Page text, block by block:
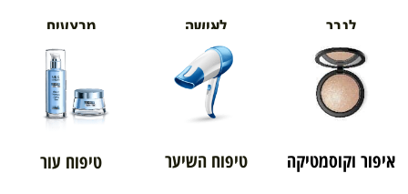
לגבר לאישה מבצעים
איפור וקוסמטיקה טיפוח השיער טיפוח עור